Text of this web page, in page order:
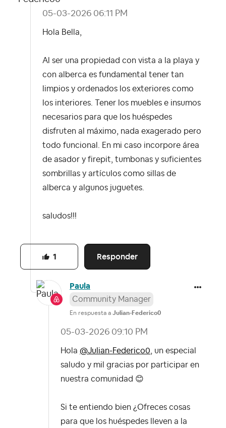
‎05-03-2026 06:11 PM
Hola Bella,
Al ser una propiedad con vista a la playa y
con alberca es fundamental tener tan
limpios y ordenados los exteriores como
los interiores. Tener los muebles e insumos
necesarios para que los huéspedes
disfruten al máximo, nada exagerado pero
todo funcional. En mi caso incorpore área
de asador y firepit, tumbonas y suficientes
sombrillas y artículos como sillas de
alberca y algunos juguetes.
saludos!!!
Responder
1
Paula
Community Manager
En respuesta a Julian-Federico0
‎05-03-2026 09:10 PM
Hola @Julian-Federico0 , un especial
saludo y mil gracias por participar en
nuestra comunidad 😊
Si te entiendo bien ¿Ofreces cosas
para que los huéspedes lleven a la